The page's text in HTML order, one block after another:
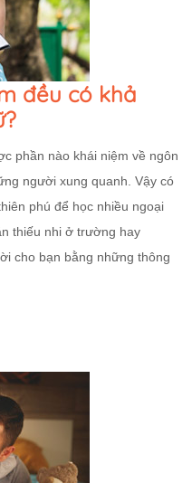
đều có khả
phần nào khái niệm về ngôn
người xung quanh. Vậy có
phú để học nhiều ngoại
thiếu nhi ở trường hay
cho bạn bằng những thông